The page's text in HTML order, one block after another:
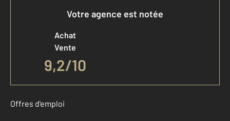
Votre agence est notée
Achat
Vente
9,2/10
Offres d'emploi